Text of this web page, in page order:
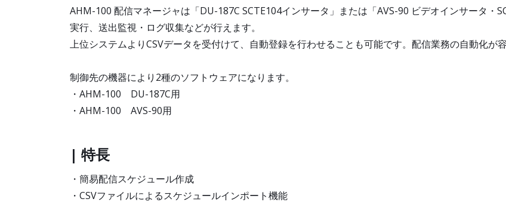
AHM-100 配信マネージャは「DU-187C SCTE104インサータ」または「AVS-90 ビデオインサータ・
実行、送出監視・ログ収集などが行えます。
上位システムよりCSVデータを受付けて、自動登録を行わせることも可能です。配信業務の自動化が容
制御先の機器により2種のソフトウェアになります。
・AHM-100 DU-187C用
・AHM-100 AVS-90用
| 特長
・簡易配信スケジュール作成
・CSVファイルによるスケジュールインポート機能